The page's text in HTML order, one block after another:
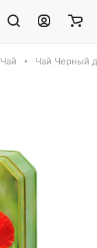
Чай Чай Черный